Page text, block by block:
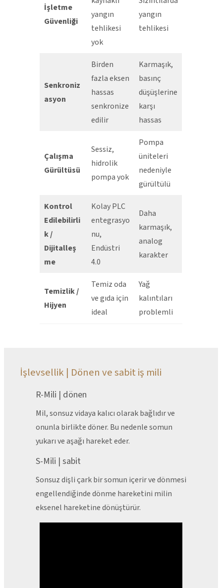
İşletme
Güvenliği
yangın
tehlikesi
yok
yangın
tehlikesi
Senkroniz
asyon
Birden
fazla eksen
hassas
senkronize
edilir
Karmaşık,
basınç
düşüşlerine
karşı
hassas
Çalışma
Gürültüsü
Sessiz,
hidrolik
pompa yok
Pompa
üniteleri
nedeniyle
gürültülü
Kontrol
Edilebilirli
k /
Dijitalleş
me
Kolay PLC
entegrasyo
nu,
Endüstri
4.0
Daha
karmaşık,
analog
karakter
Temizlik /
Hijyen
Temiz oda
ve gıda için
ideal
Yağ
kalıntıları
problemli
İşlevsellik | Dönen ve sabit iş mili
R-Mili | dönen
Mil, sonsuz vidaya kalıcı olarak bağlıdır ve
onunla birlikte döner. Bu nedenle somun
yukarı ve aşağı hareket eder.
S-Mili | sabit
Sonsuz dişli çark bir somun içerir ve dönmesi
engellendiğinde dönme hareketini milin
eksenel hareketine dönüştürür.